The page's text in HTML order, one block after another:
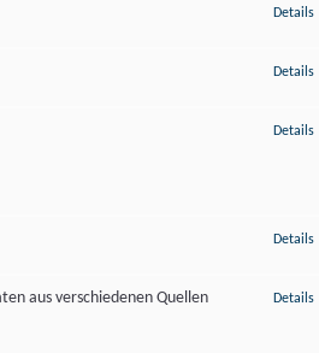
Details
Details
Details
Details
aus verschiedenen Quellen
Details